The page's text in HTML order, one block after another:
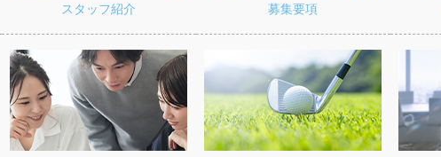
スタッフ紹介 募集要項